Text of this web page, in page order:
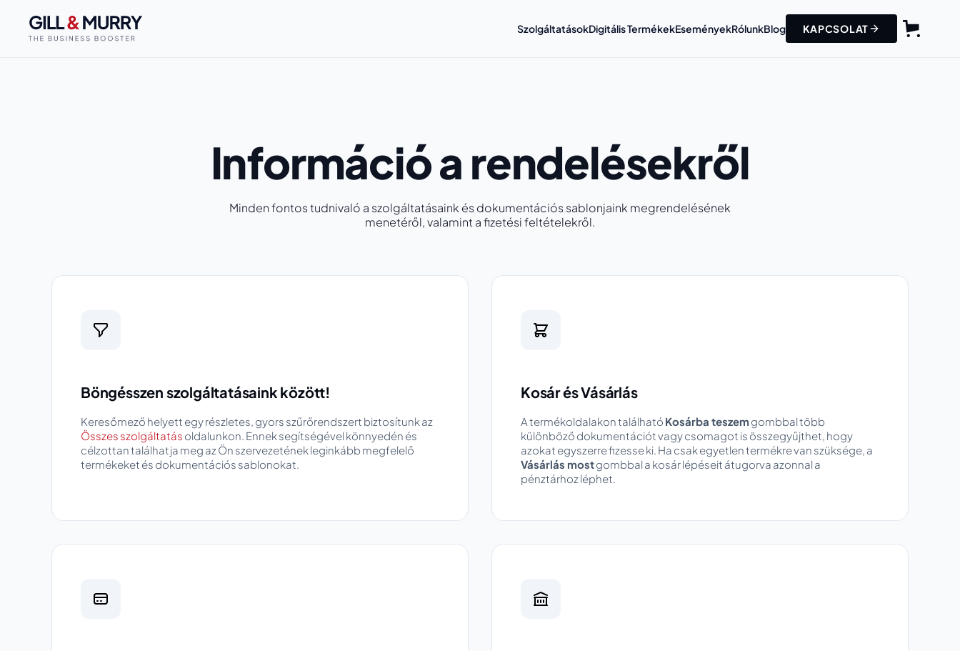
SzolgáltatásokDigitális TermékekEseményekRólunkBlog KAPCSOLAT
Információ a rendelésekről
Minden fontos tudnivaló a szolgáltatásaink és dokumentációs sablonjaink megrendelésének
menetéről, valamint a fizetési feltételekről.
Böngésszen szolgáltatásaink között!
Keresőmező helyett egy részletes, gyors szűrőrendszert biztosítunk az
Összes szolgáltatás oldalunkon. Ennek segítségével könnyedén és
célzottan találhatja meg az Ön szervezetének leginkább megfelelő
termékeket és dokumentációs sablonokat.
Kosár és Vásárlás
A termékoldalakon található Kosárba teszem gombbal több
különböző dokumentációt vagy csomagot is összegyűjthet, hogy
azokat egyszerre fizesse ki. Ha csak egyetlen termékre van szüksége, a
Vásárlás mostgombbal a kosár lépéseit átugorva azonnal a
pénztárhoz léphet.